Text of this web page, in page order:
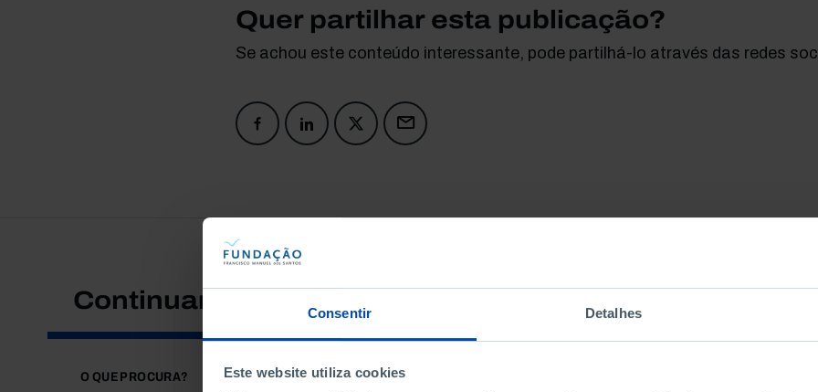
Consentir Detalhes
Este website utiliza cookies
Quer partilhar esta publicação?
Se achou este conteúdo interessante, pode partilhá-lo através das redes
Continuar a pesquisar
O QUE PROCURA?